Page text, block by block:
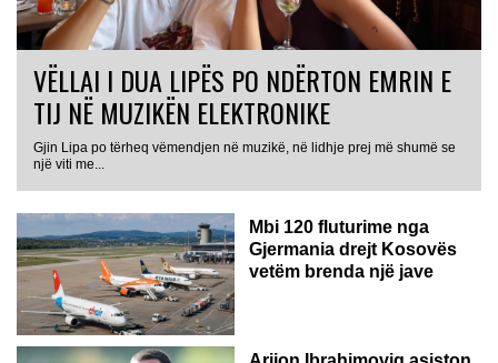
VËLLAI I DUA LIPËS PO NDËRTON EMRIN E
TIJ NË MUZIKËN ELEKTRONIKE
Gjin Lipa po tërheq vëmendjen në muzikë, në lidhje prej më shumë se
një viti me...
GJERMANI
Mbi 120 fluturime nga
Gjermania drejt Kosovës
vetëm brenda një jave